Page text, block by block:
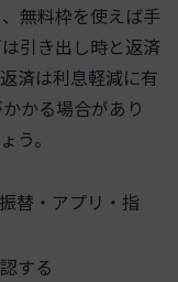
無料枠を使えば手
引き出し時と返済
済は利息軽減に有
かる場合があり
う。
振替・アプリ・指
する